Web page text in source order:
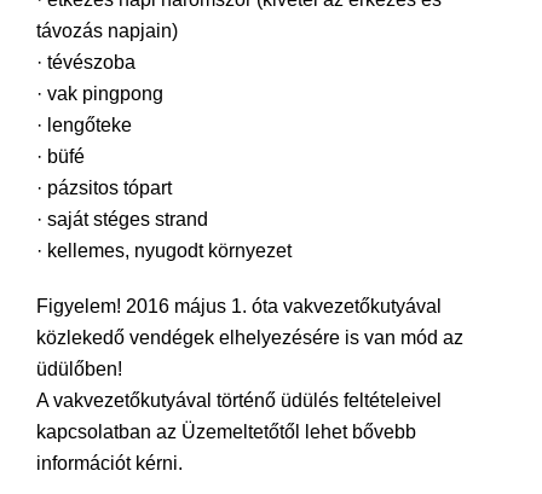
távozás napjain)
· tévészoba
· vak pingpong
· lengőteke
· büfé
· pázsitos tópart
· saját stéges strand
· kellemes, nyugodt környezet
Figyelem! 2016 május 1. óta vakvezetőkutyával
közlekedő vendégek elhelyezésére is van mód az
üdülőben!
A vakvezetőkutyával történő üdülés feltételeivel
kapcsolatban az Üzemeltetőtől lehet bővebb
információt kérni.